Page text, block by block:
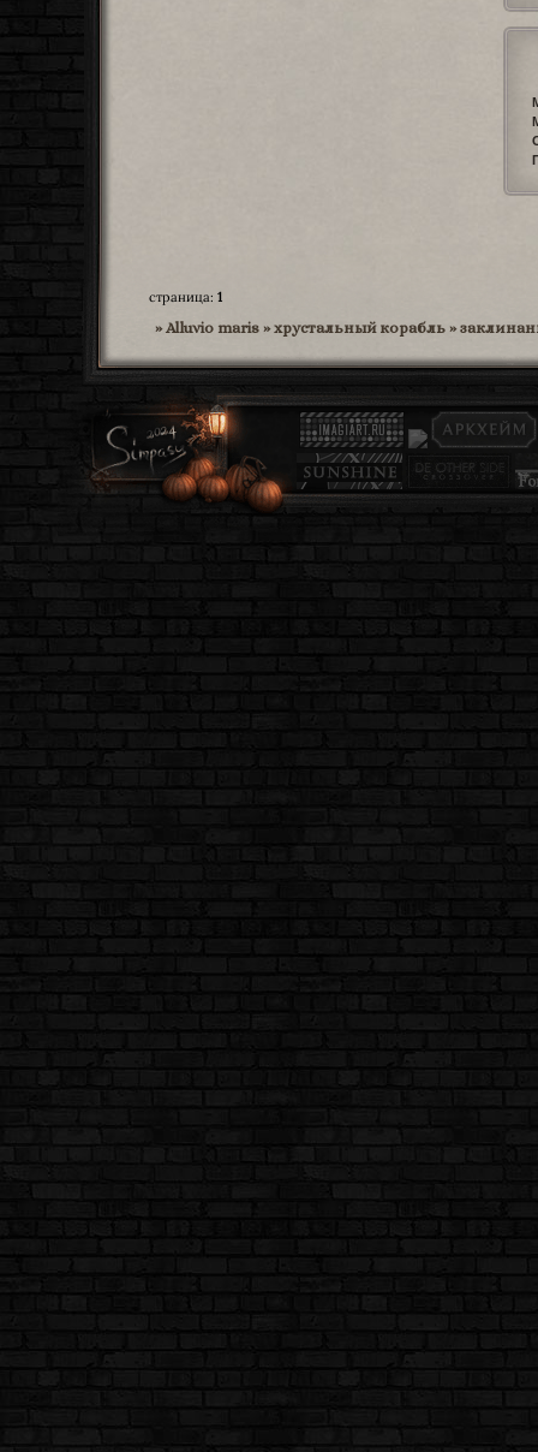
страница: 1
»Alluvio maris »хрустальный корабль »